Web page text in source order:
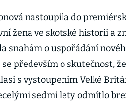
nastoupila do
žena ve skotské historii a
snahám o uspořádání
se především o skutečnost,
s vystoupením Velké
sedmi lety odmítlo